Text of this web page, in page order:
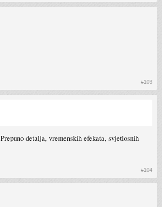
#103
Prepuno detalja, vremenskih efekata, svjetlosnih
#104